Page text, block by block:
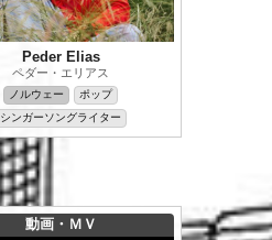
Peder Elias
ペダー・エリアス
ノルウェー
ポップ
シンガーソングライター
動画・ＭＶ